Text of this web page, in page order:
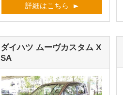
詳細はこちら
ダイハツ ムーヴカスタム X
SA